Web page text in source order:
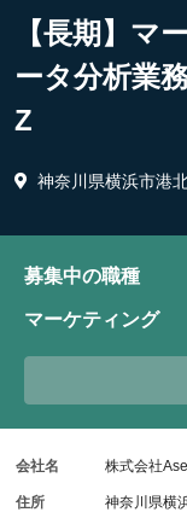
【長期】マ
ータ分析業
Z
神奈川県横浜市港
募集中の職種
マーケティング
会社名 株式会社
住所
神奈川県横